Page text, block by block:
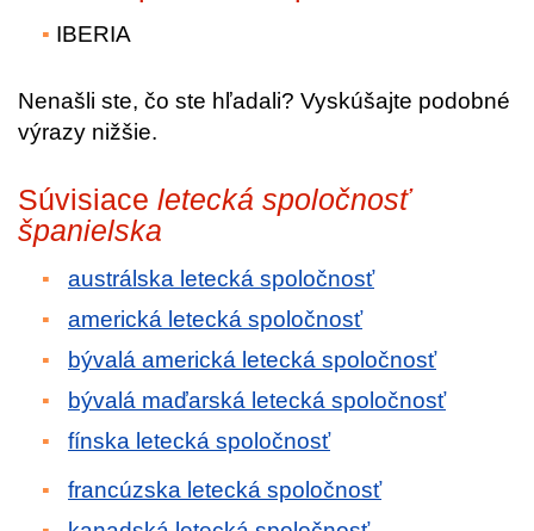
IBERIA
Nenašli ste, čo ste hľadali? Vyskúšajte podobné
výrazy nižšie.
Súvisiace letecká spoločnosť
španielska
austrálska letecká spoločnosť
americká letecká spoločnosť
bývalá americká letecká spoločnosť
bývalá maďarská letecká spoločnosť
fínska letecká spoločnosť
francúzska letecká spoločnosť